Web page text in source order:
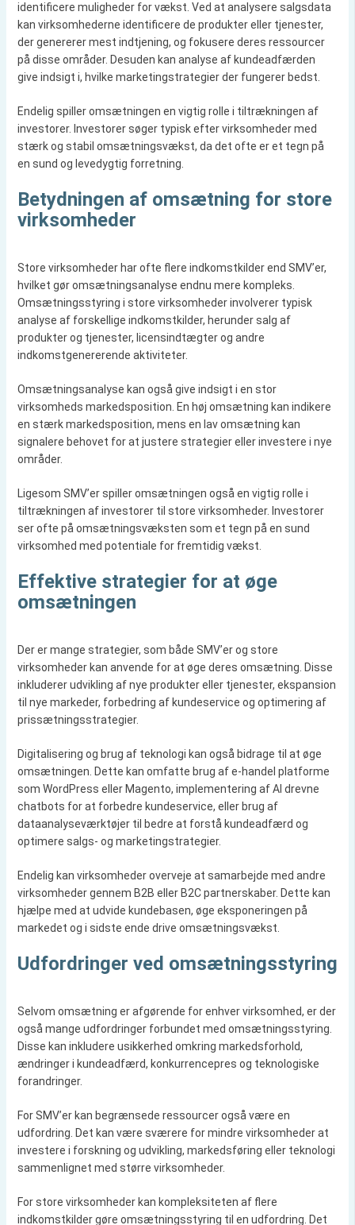
identificere muligheder for vækst. Ved at analysere salgsdata
kan virksomhederne identificere de produkter eller tjenester,
der genererer mest indtjening, og fokusere deres ressourcer
på disse områder. Desuden kan analyse af kundeadfærden
give indsigt i, hvilke marketingstrategier der fungerer bedst.
Endelig spiller omsætningen en vigtig rolle i tiltrækningen af
investorer. Investorer søger typisk efter virksomheder med
stærk og stabil omsætningsvækst, da det ofte er et tegn på
en sund og levedygtig forretning.
Betydningen af omsætning for store
virksomheder
Store virksomheder har ofte flere indkomstkilder end SMV’er,
hvilket gør omsætningsanalyse endnu mere kompleks.
Omsætningsstyring i store virksomheder involverer typisk
analyse af forskellige indkomstkilder, herunder salg af
produkter og tjenester, licensindtægter og andre
indkomstgenererende aktiviteter.
Omsætningsanalyse kan også give indsigt i en stor
virksomheds markedsposition. En høj omsætning kan indikere
en stærk markedsposition, mens en lav omsætning kan
signalere behovet for at justere strategier eller investere i nye
områder.
Ligesom SMV’er spiller omsætningen også en vigtig rolle i
tiltrækningen af investorer til store virksomheder. Investorer
ser ofte på omsætningsvæksten som et tegn på en sund
virksomhed med potentiale for fremtidig vækst.
Effektive strategier for at øge
omsætningen
Der er mange strategier, som både SMV’er og store
virksomheder kan anvende for at øge deres omsætning. Disse
inkluderer udvikling af nye produkter eller tjenester, ekspansion
til nye markeder, forbedring af kundeservice og optimering af
prissætningsstrategier.
Digitalisering og brug af teknologi kan også bidrage til at øge
omsætningen. Dette kan omfatte brug af e-handel platforme
som WordPress eller Magento, implementering af AI drevne
chatbots for at forbedre kundeservice, eller brug af
dataanalyseværktøjer til bedre at forstå kundeadfærd og
optimere salgs- og marketingstrategier.
Endelig kan virksomheder overveje at samarbejde med andre
virksomheder gennem B2B eller B2C partnerskaber. Dette kan
hjælpe med at udvide kundebasen, øge eksponeringen på
markedet og i sidste ende drive omsætningsvækst.
Udfordringer ved omsætningsstyring
Selvom omsætning er afgørende for enhver virksomhed, er der
også mange udfordringer forbundet med omsætningsstyring.
Disse kan inkludere usikkerhed omkring markedsforhold,
ændringer i kundeadfærd, konkurrencepres og teknologiske
forandringer.
For SMV’er kan begrænsede ressourcer også være en
udfordring. Det kan være sværere for mindre virksomheder at
investere i forskning og udvikling, markedsføring eller teknologi
sammenlignet med større virksomheder.
For store virksomheder kan kompleksiteten af flere
indkomstkilder gøre omsætningsstyring til en udfordring. Det